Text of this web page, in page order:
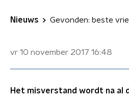
Nieuws Gevonden: beste
vr 10 november 2017 16:48
Het misverstand wordt na al